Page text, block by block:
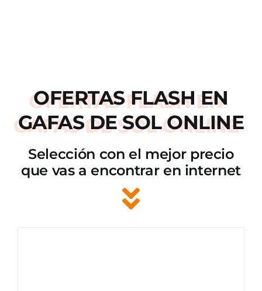
OFERTAS FLASH EN
GAFAS DE SOL ONLINE
Selección con el mejor precio
que vas a encontrar en internet